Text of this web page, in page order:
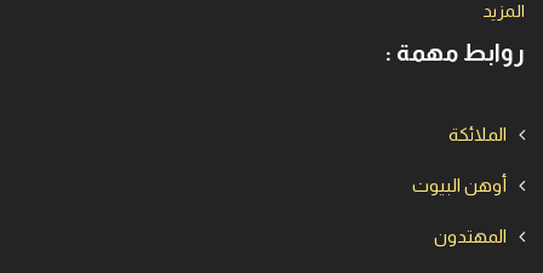
المزيد
روابط مهمة :
الملائكة
أوهن البيوت
المهتدون